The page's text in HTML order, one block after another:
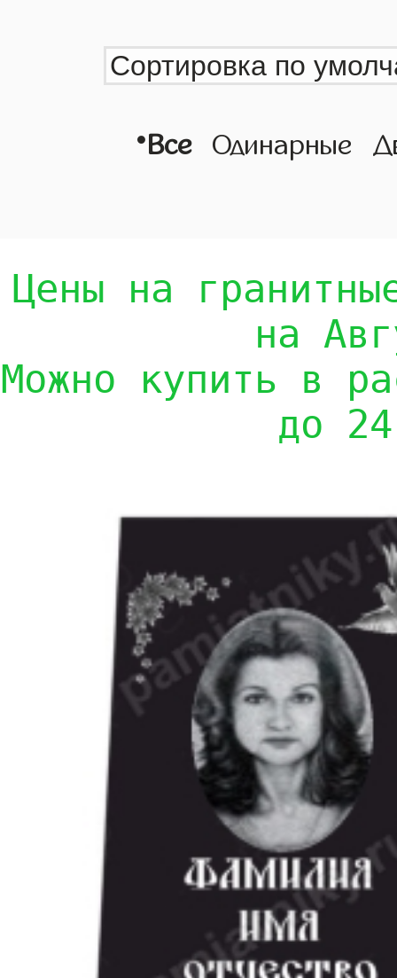
•Все Одинарные
Цены на
на
Можно купить в
до